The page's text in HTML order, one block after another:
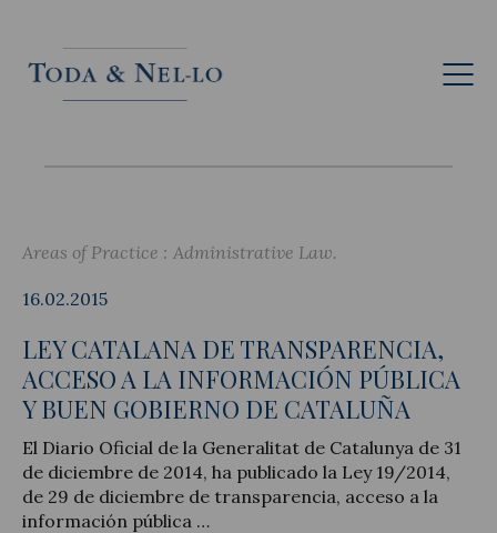
Eng
Areas of Practice : Administrative Law
16.02.2015
LEY CATALANA DE TRANSPARENCIA,
ACCESO A LA INFORMACIÓN PÚBLICA
Y BUEN GOBIERNO DE CATALUÑA
El Diario Oficial de la Generalitat de Catalunya de 31
de diciembre de 2014, ha publicado la Ley 19/2014,
de 29 de diciembre de transparencia, acceso a la
información pública …